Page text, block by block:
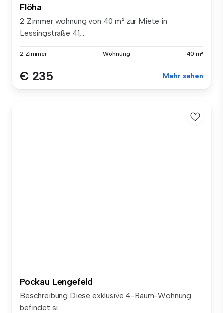
Flöha
2 Zimmer wohnung von 40 m² zur Miete in
Lessingstraße 41,...
2 Zimmer Wohnung 40 m²
€ 235 Mehr sehen
Pockau Lengefeld
Beschreibung Diese exklusive 4-Raum-Wohnung
befindet si...